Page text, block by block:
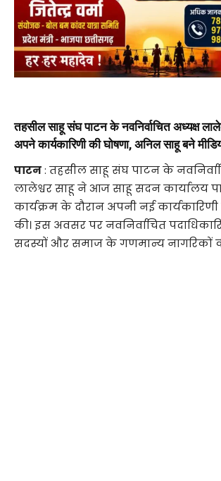
तहसील साहू संघ पाटन के नवनिर्वाचित अध्यक्ष
अपने कार्यकारिणी की घोषणा, अनिल साहू बने
पाटन: तहसील साहू संघ पाटन के
लालेश्वर साहू ने आज साहू सदन कार्यालय
कार्यक्रम के दौरान अपनी नई
की। इस अवसर पर नवनिर्वाचित
सदस्यों और समाज के गणमान्य नागरिकों की